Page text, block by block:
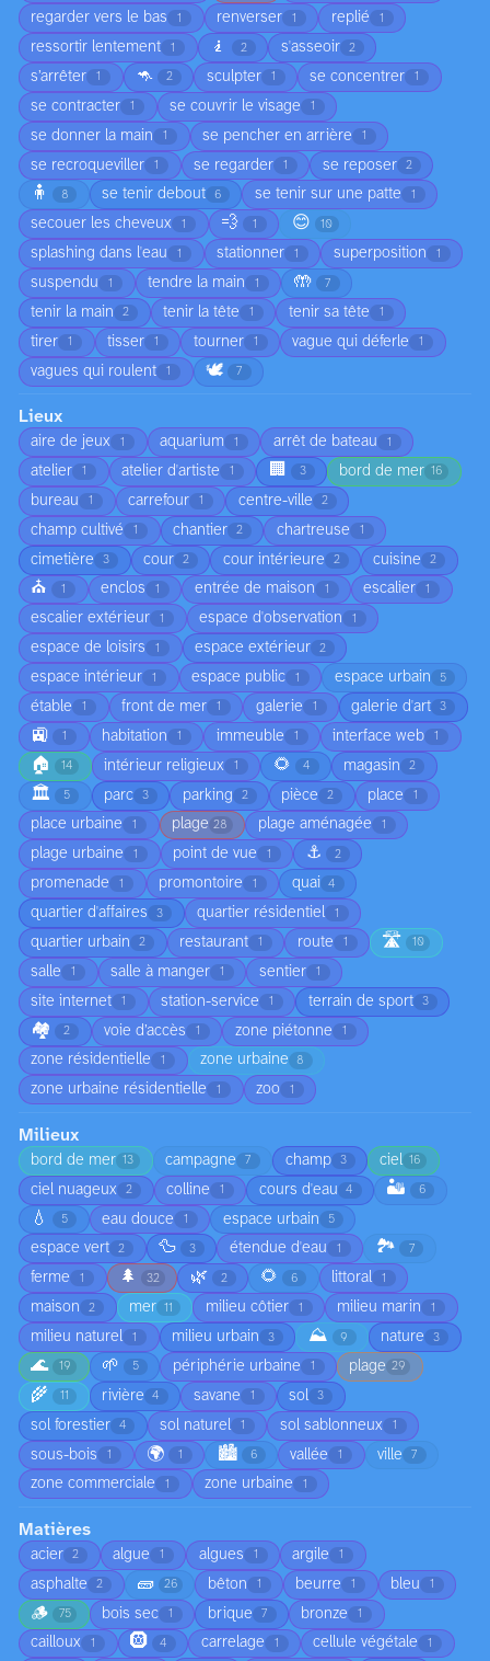
regarder vers le bas 1 renverser 1 replié 1
ressortir lentement 1 🧎 2 s'asseoir 2
s’arrêter 1 🦘 2 sculpter 1 se concentrer 1
se contracter 1 se couvrir le visage 1
se donner la main 1 se pencher en arrière 1
se recroqueviller 1 se regarder 1 se reposer 2
🧍 8 se tenir debout 6 se tenir sur une patte 1
secouer les cheveux 1 💨 1 😊 10
splashing dans l'eau 1 stationner 1 superposition 1
suspendu 1 tendre la main 1 🤲 7
tenir la main 2 tenir la tête 1 tenir sa tête 1
tirer 1 tisser 1 tourner 1 vague qui déferle 1
vagues qui roulent 1 🕊️ 7
Lieux
aire de jeux 1 aquarium 1 arrêt de bateau 1
atelier 1 atelier d'artiste 1 🏢 3 bord de mer 16
bureau 1 carrefour 1 centre-ville 2
champ cultivé 1 chantier 2 chartreuse 1
cimetière 3 cour 2 cour intérieure 2 cuisine 2
⛪ 1 enclos 1 entrée de maison 1 escalier 1
escalier extérieur 1 espace d'observation 1
espace de loisirs 1 espace extérieur 2
espace intérieur 1 espace public 1 espace urbain 5
étable 1 front de mer 1 galerie 1 galerie d'art 3
🚉 1 habitation 1 immeuble 1 interface web 1
🏠 14 intérieur religieux 1 🌻 4 magasin 2
🏛️ 5 parc 3 parking 2 pièce 2 place 1
place urbaine 1 plage 28 plage aménagée 1
plage urbaine 1 point de vue 1 ⚓ 2
promenade 1 promontoire 1 quai 4
quartier d'affaires 3 quartier résidentiel 1
quartier urbain 2 restaurant 1 route 1 🛣️ 10
salle 1 salle à manger 1 sentier 1
site internet 1 station-service 1 terrain de sport 3
🏘️ 2 voie d’accès 1 zone piétonne 1
zone résidentielle 1 zone urbaine 8
zone urbaine résidentielle 1 zoo 1
Milieux
bord de mer 13 campagne 7 champ 3 ciel 16
ciel nuageux 2 colline 1 cours d'eau 4 🏜️ 6
💧 5 eau douce 1 espace urbain 5
espace vert 2 🦆 3 étendue d'eau 1 🏞️ 7
ferme 1 🌲 32 🌿 2 🌻 6 littoral 1
maison 2 mer 11 milieu côtier 1 milieu marin 1
milieu naturel 1 milieu urbain 3 ⛰️ 9 nature 3
🌊 19 🌱 5 périphérie urbaine 1 plage 29
🌾 11 rivière 4 savane 1 sol 3
sol forestier 4 sol naturel 1 sol sablonneux 1
sous-bois 1 🌍 1 🏙️ 6 vallée 1 ville 7
zone commerciale 1 zone urbaine 1
Matières
acier 2 algue 1 algues 1 argile 1
asphalte 2 🧱 26 bêton 1 beurre 1 bleu 1
🪵 75 bois sec 1 brique 7 bronze 1
cailloux 1 🛞 4 carrelage 1 cellule végétale 1